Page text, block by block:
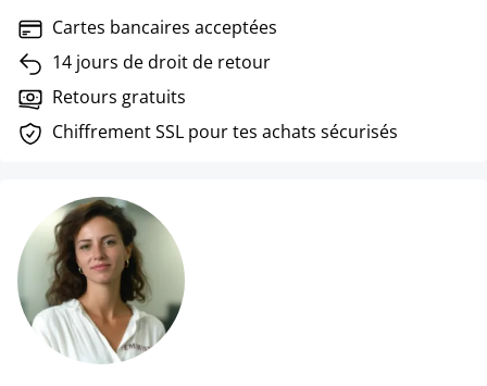
Cartes bancaires acceptées
14 jours de droit de retour
Retours gratuits
Chiffrement SSL pour tes achats sécurisés